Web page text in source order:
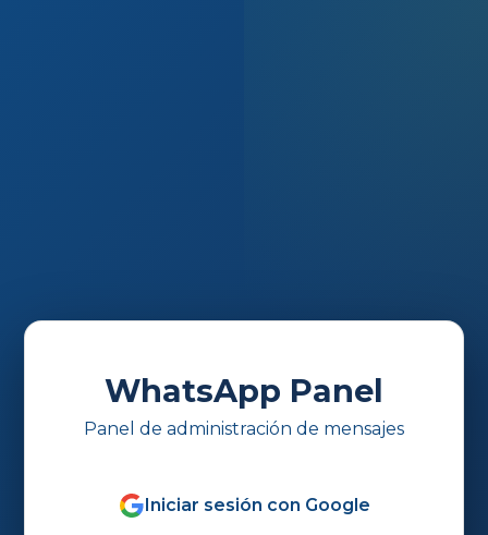
WhatsApp Panel
Panel de administración de mensajes
Iniciar sesión con Google